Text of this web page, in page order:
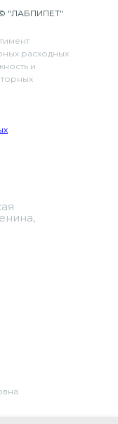
расходных
и
"ЛАБПИПЕТ"